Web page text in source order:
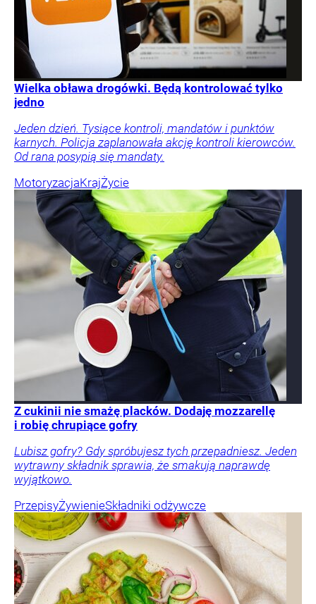
Wielka obława drogówki. Będą kontrolować tylko
jedno
Jeden dzień. Tysiące kontroli, mandatów i punktów
karnych. Policja zaplanowała akcję kontroli kierowców.
Od rana posypią się mandaty.
MotoryzacjaKrajŻycie
Z cukinii nie smażę placków. Dodaję mozzarellę
i robię chrupiące gofry
Lubisz gofry? Gdy spróbujesz tych przepadniesz. Jeden
wytrawny składnik sprawia, że smakują naprawdę
wyjątkowo.
PrzepisyŻywienieSkładniki odżywcze